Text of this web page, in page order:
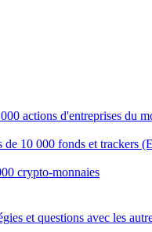
actions d'entreprises du
de 10 000 fonds et trackers
crypto-monnaies
et questions avec les